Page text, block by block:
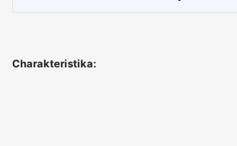
Charakteristika: